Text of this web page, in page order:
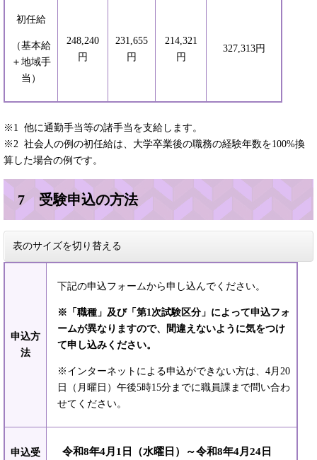
初任給
（基本給
＋地域手
当）
248,240
円
231,655
円
214,321
円
327,313円
※1 他に通勤手当等の諸手当を支給します。
※2 社会人の例の初任給は、大学卒業後の職務の経験年数を100%換
算した場合の例です。
7 受験申込の方法
表のサイズを切り替える
申込方
法
下記の申込フォームから申し込んでください。
※「職種」及び「第1次試験区分」によって申込フォ
ームが異なりますので、間違えないように気をつけ
て申し込みください。
※インターネットによる申込ができない方は、4月20
日（月曜日）午後5時15分までに職員課まで問い合わ
せてください。
申込受
令和8年4月1日（水曜日）～令和8年4月24日